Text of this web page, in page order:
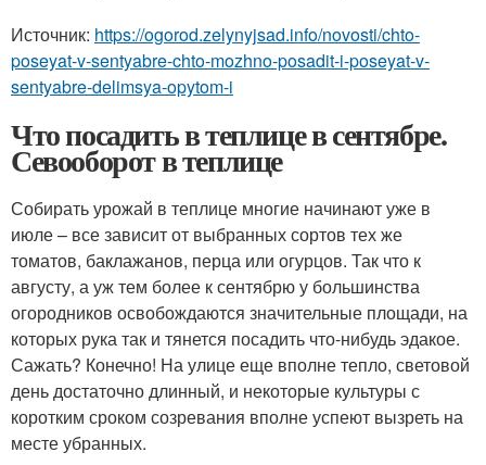
Источник: https://ogorod.zelynyjsad.info/novosti/chto-
poseyat-v-sentyabre-chto-mozhno-posadit-i-poseyat-v-
sentyabre-delimsya-opytom-i
Что посадить в теплице в сентябре.
Севооборот в теплице
Собирать урожай в теплице многие начинают уже в
июле – все зависит от выбранных сортов тех же
томатов, баклажанов, перца или огурцов. Так что к
августу, а уж тем более к сентябрю у большинства
огородников освобождаются значительные площади, на
которых рука так и тянется посадить что-нибудь эдакое.
Сажать? Конечно! На улице еще вполне тепло, световой
день достаточно длинный, и некоторые культуры с
коротким сроком созревания вполне успеют вызреть на
месте убранных.